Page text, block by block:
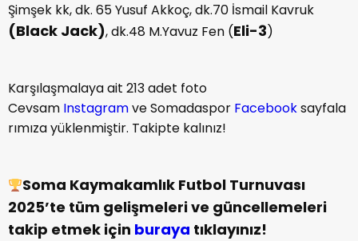
Şimşek kk, dk. 65 Yusuf Akkoç, dk.70 İsmail Kavruk
(Black Jack), dk.48 M.Yavuz Fen (Eli-3)
Karşılaşmalaya ait 213 adet foto
Cevsam Instagramve Somadaspor Facebooksayfala
rımıza yüklenmiştir. Takipte kalınız!
Soma Kaymakamlık Futbol Turnuvası
2025’te tüm gelişmeleri ve güncellemeleri
takip etmek için buraya tıklayınız!